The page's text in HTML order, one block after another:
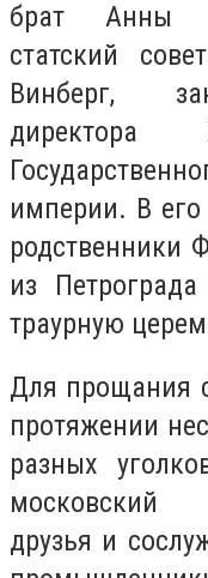
брат Анны
статский
Винберг,
директора
империи. В его
родственники
из
траурную
Для прощания
протяжении
разных
московский
друзья и